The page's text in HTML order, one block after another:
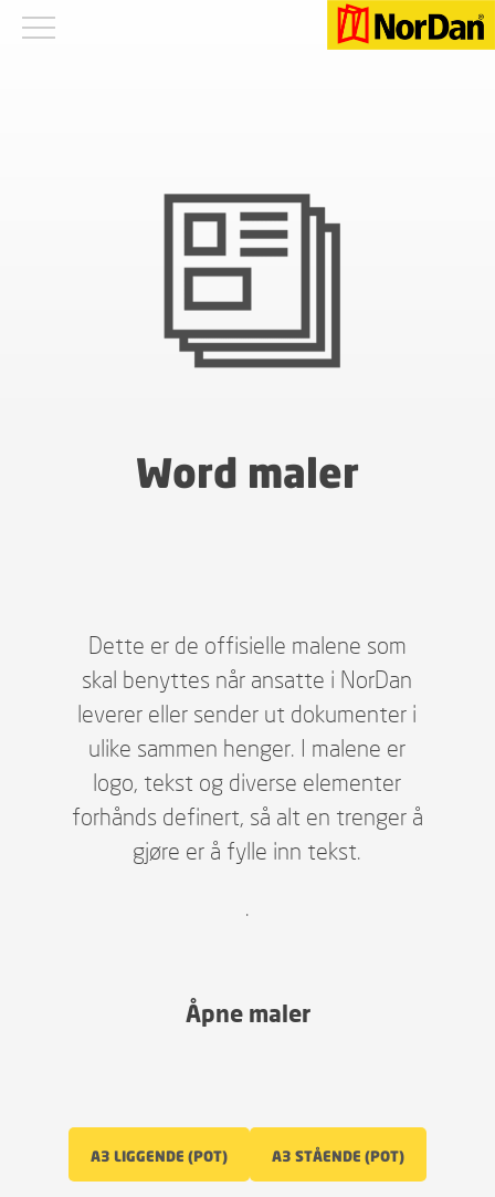
Word maler
Dette er de offisielle malene som
skal benyttes når ansatte i NorDan
leverer eller sender ut dokumenter i
ulike sammen henger. I malene er
logo, tekst og diverse elementer
forhånds definert, så alt en trenger å
gjøre er å fylle inn tekst.
.
Åpne maler
A3 LIGGENDE (POT) A3 STÅENDE (POT)